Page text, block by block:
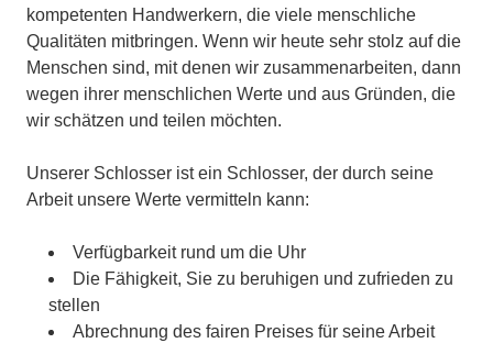
kompetenten Handwerkern, die viele menschliche
Qualitäten mitbringen. Wenn wir heute sehr stolz auf die
Menschen sind, mit denen wir zusammenarbeiten, dann
wegen ihrer menschlichen Werte und aus Gründen, die
wir schätzen und teilen möchten.
Unserer Schlosser ist ein Schlosser, der durch seine
Arbeit unsere Werte vermitteln kann:
Verfügbarkeit rund um die Uhr
Die Fähigkeit, Sie zu beruhigen und zufrieden zu
stellen
Abrechnung des fairen Preises für seine Arbeit